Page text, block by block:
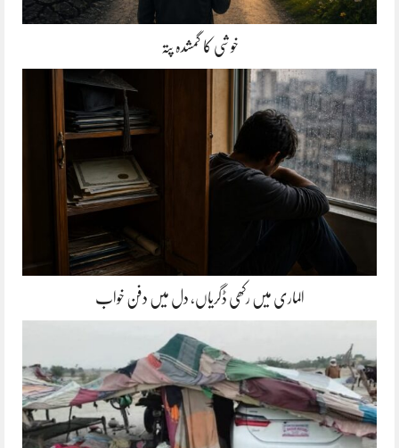
خوشی کا گمشدہ پتہ
الماری میں رکھی ڈگریاں، دل میں دفن خواب